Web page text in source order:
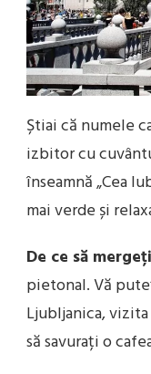
Știai că numele
izbitor cu
înseamnă „Cea
mai verde și
De ce să
pietonal. Vă
Ljubljanica,
să savurați o